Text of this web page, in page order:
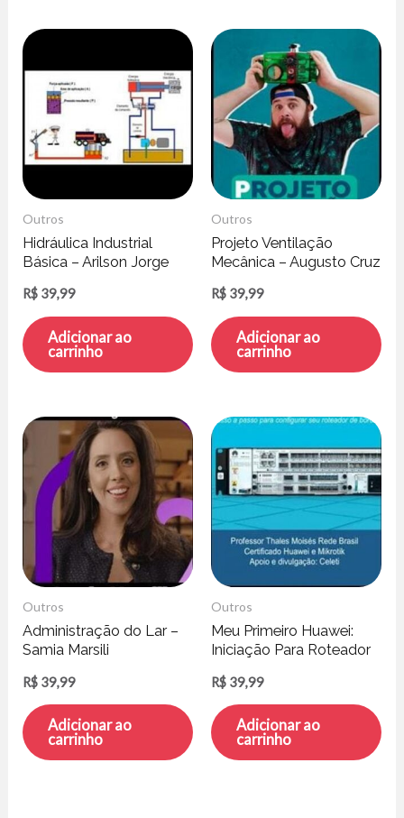
Outros
Hidráulica Industrial
Básica – Arilson Jorge
R$ 39,99
Adicionar ao
carrinho
Outros
Projeto Ventilação
Mecânica – Augusto Cruz
R$ 39,99
Adicionar ao
carrinho
Outros
Administração do Lar –
Samia Marsili
R$ 39,99
Adicionar ao
carrinho
Outros
Meu Primeiro Huawei:
Iniciação Para Roteador
Moisés
R$ 39,99
Adicionar ao
carrinho